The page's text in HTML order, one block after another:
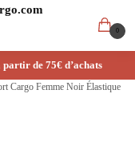
0
de 75€ d’achats
Cargo Femme Noir Élastique